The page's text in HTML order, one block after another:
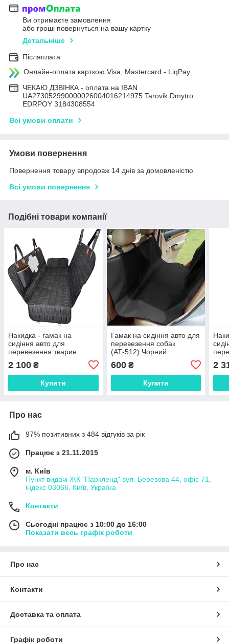
Ви отримаєте замовлення
або гроші повернуться на вашу картку
Детальніше
Післяплата
Онлайн-оплата карткою Visa, Mastercard - LiqPay
ЧЕКАЮ ДЗВІНКА - оплата на IBAN
UA273052990000026004016214975 Tarovik Dmytro
EDRPOY 3184308554
Всі умови оплати
Умови повернення
Повернення товару впродовж 14 днів за домовленістю
Всі умови повернення
Подібні товари компанії
Накидка - гамак на
сидіння авто для
перевезення тварин
2 100 ₴
Купити
Гамак на сидіння авто для
перевезення собак
(АТ-512) Чорний
600₴
Купити
2
Про нас
97% позитивних з 484 відгуків за рік
Працює з 21.11.2015
м. Київ
Пункт видачі ЖК "Паркленд" вул. Березова 44, офіс 71,
індекс 03066, Київ, Україна
Контакти
Сьогодні працює з 10:00 до 16:00
Показати весь графік роботи
Про нас
Контакти
Доставка та оплата
Графік роботи